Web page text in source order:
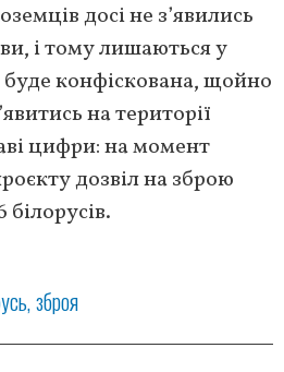
досі не з’явились
і тому лишаються у
буде конфіскована, щойно
на території
цифри: на момент
дозвіл на зброю
зброя